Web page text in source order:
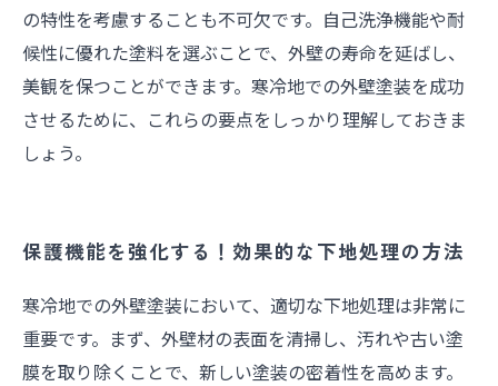
の特性を考慮することも不可欠です。自己洗浄機能や耐
候性に優れた塗料を選ぶことで、外壁の寿命を延ばし、
美観を保つことができます。寒冷地での外壁塗装を成功
させるために、これらの要点をしっかり理解しておきま
しょう。
保護機能を強化する！効果的な下地処理の方法
寒冷地での外壁塗装において、適切な下地処理は非常に
重要です。まず、外壁材の表面を清掃し、汚れや古い塗
膜を取り除くことで、新しい塗装の密着性を高めます。